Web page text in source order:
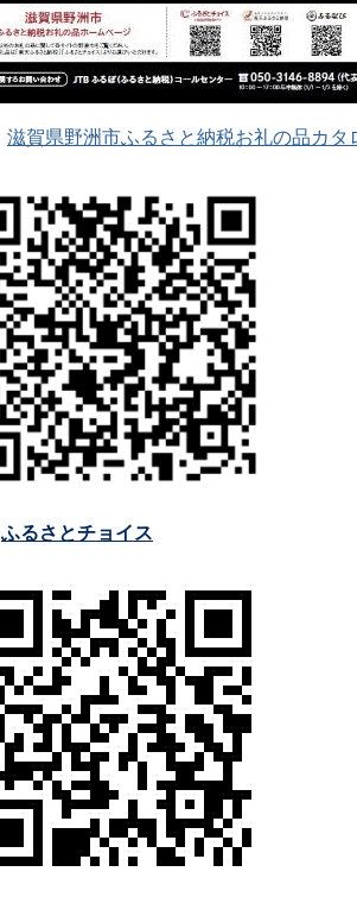
滋賀県野洲市ふるさと納税お礼の品カ
ふるさとチョイス